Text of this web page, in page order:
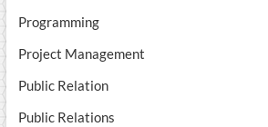
Programming
Project Management
Public Relation
Public Relations